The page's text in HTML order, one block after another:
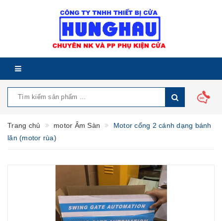
Trang chủ motor Âm Sàn
Motor cổng 2 cánh dạng bánh
lăn (motor rùa)